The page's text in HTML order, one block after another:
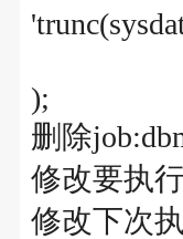
);
删除
修改要执
修改下次